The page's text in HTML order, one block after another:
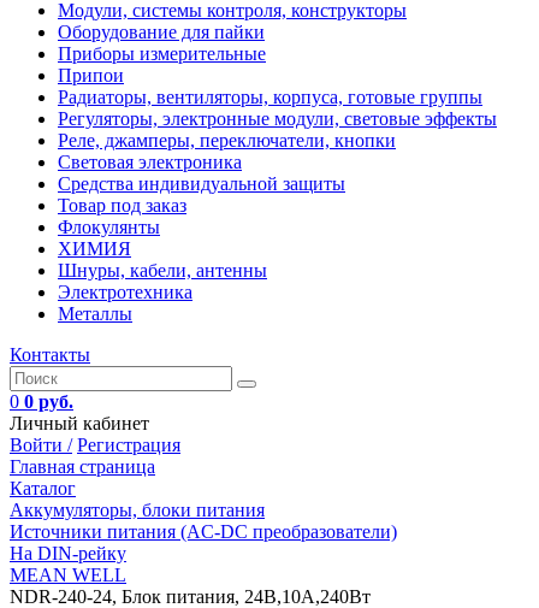
Модули, системы контроля, конструкторы
Оборудование для пайки
Приборы измерительные
Припои
Радиаторы, вентиляторы, корпуса, готовые группы
Регуляторы, электронные модули, световые эффекты
Реле, джамперы, переключатели, кнопки
Световая электроника
Средства индивидуальной защиты
Товар под заказ
Флокулянты
ХИМИЯ
Шнуры, кабели, антенны
Электротехника
Металлы
Контакты
0 0 руб.
Личный кабинет
Войти / Регистрация
Главная страница
Каталог
Аккумуляторы, блоки питания
Источники питания (AC-DC преобразователи)
На DIN-рейку
MEAN WELL
NDR-240-24, Блок питания, 24В,10А,240Вт